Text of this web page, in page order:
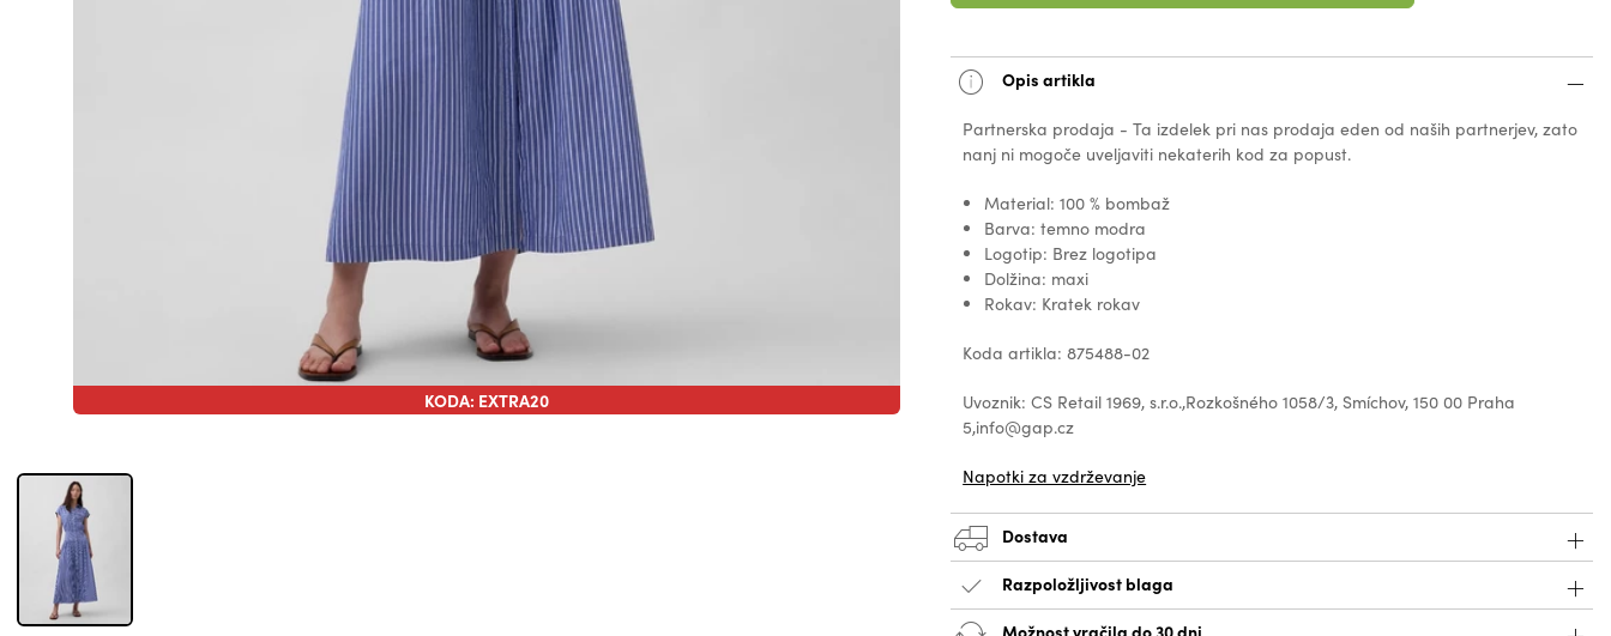
KODA: EXTRA20
Opis artikla
Partnerska prodaja - Ta izdelek pri nas prodaja eden od naših partnerjev, zato
nanj ni mogoče uveljaviti nekaterih kod za popust.
Material: 100 % bombaž
Barva: temno modra
Logotip: Brez logotipa
Dolžina: maxi
Rokav: Kratek rokav
Koda artikla: 875488-02
Uvoznik: CS Retail 1969, s.r.o.,Rozkošného 1058/3, Smíchov, 150 00 Praha
5,info@gap.cz
Napotki za vzdrževanje
Dostava
Razpoložljivost blaga
Možnost vračila do 30 dni